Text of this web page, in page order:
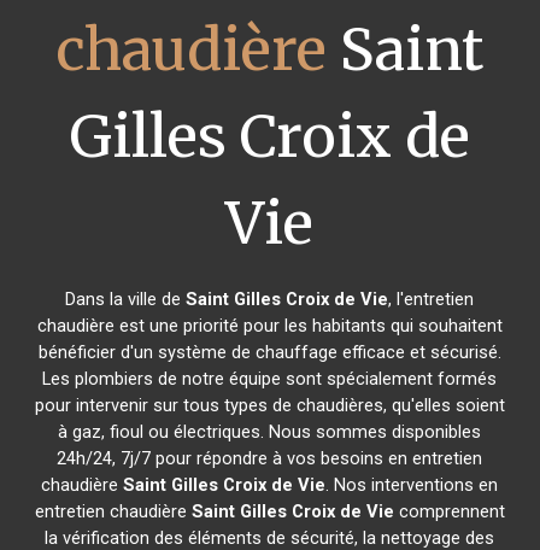
chaudière Saint
Gilles Croix de
Vie
Dans la ville deSaint Gilles Croix de Vie, l'entretien
chaudière est une priorité pour les habitants qui souhaitent
bénéficier d'un système de chauffage efficace et sécurisé.
Les plombiers de notre équipe sont spécialement formés
pour intervenir sur tous types de chaudières, qu'elles soient
à gaz, fioul ou électriques. Nous sommes disponibles
24h/24, 7j/7 pour répondre à vos besoins en entretien
chaudièreSaint Gilles Croix de Vie. Nos interventions en
entretien chaudière Saint Gilles Croix de Vie comprennent
la vérification des éléments de sécurité, la nettoyage des